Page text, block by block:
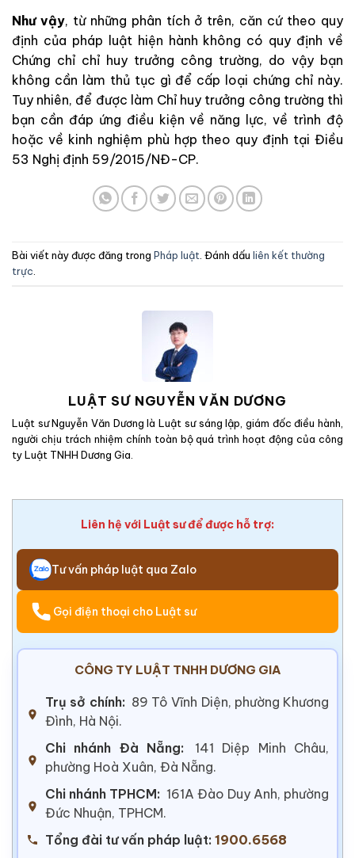
Như vậy, từ những phân tích ở trên, căn cứ theo quy
định của pháp luật hiện hành không có quy định về
Chứng chỉ chỉ huy trưởng công trường, do vậy bạn
không cần làm thủ tục gì để cấp loại chứng chỉ này.
Tuy nhiên, để được làm Chỉ huy trưởng công trường thì
bạn cần đáp ứng điều kiện về năng lực, về trình độ
hoặc về kinh nghiệm phù hợp theo quy định tại Điều
53 Nghị định 59/2015/NĐ-CP.
Bài viết này được đăng trong Pháp luật . Đánh dấu liên kết thường
trực
LUẬT SƯ NGUYỄN VĂN DƯƠNG
Luật sư Nguyễn Văn Dương là Luật sư sáng lập, giám đốc điều hành,
người chịu trách nhiệm chính toàn bộ quá trình hoạt động của công
ty Luật TNHH Dương Gia.
Liên hệ với Luật sư để được hỗ trợ:
Tư vấn pháp luật qua Zalo
Gọi điện thoại cho Luật sư
CÔNG TY LUẬT TNHH DƯƠNG GIA
Trụ sở chính: 89 Tô Vĩnh Diện, phường Khương
Đình, Hà Nội.
Chi nhánh Đà Nẵng:
141 Diệp Minh Châu,
phường Hoà Xuân, Đà Nẵng.
Chi nhánh TPHCM: 161A Đào Duy Anh, phường
Đức Nhuận, TPHCM.
Tổng đài tư vấn pháp luật: 1900.6568